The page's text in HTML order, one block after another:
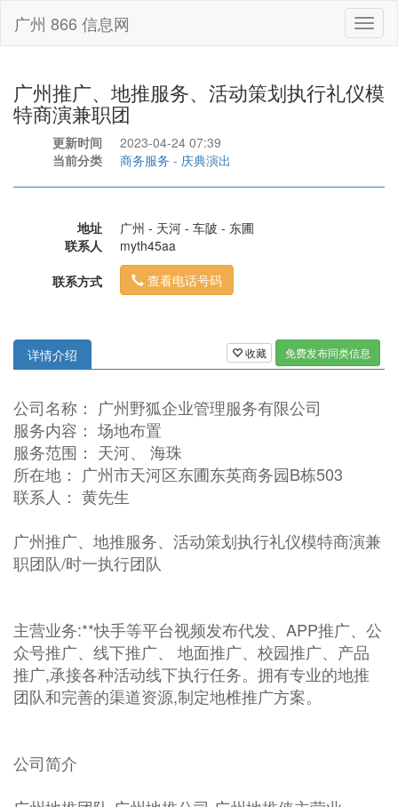
广州 866 信息网
广州推广、地推服务、活动策划执行礼仪模
特商演兼职团
更新时间
2023-04-24 07:39
当前分类
商务服务 - 庆典演出
地址
广州 - 天河 - 车陂 - 东圃
联系人
myth45aa
联系方式
查看电话号码
收藏 免费发布同类信息
详情介绍
公司名称： 广州野狐企业管理服务有限公司
服务内容： 场地布置
服务范围： 天河、 海珠
所在地： 广州市天河区东圃东英商务园B栋503
联系人： 黄先生
广州推广、地推服务、活动策划执行礼仪模特商演兼
职团队/时一执行团队
主营业务:**快手等平台视频发布代发、APP推广、公
众号推广、线下推广、 地面推广、校园推广、产品
推广,承接各种活动线下执行任务。拥有专业的地推
团队和完善的渠道资源,制定地椎推广方案。
公司简介